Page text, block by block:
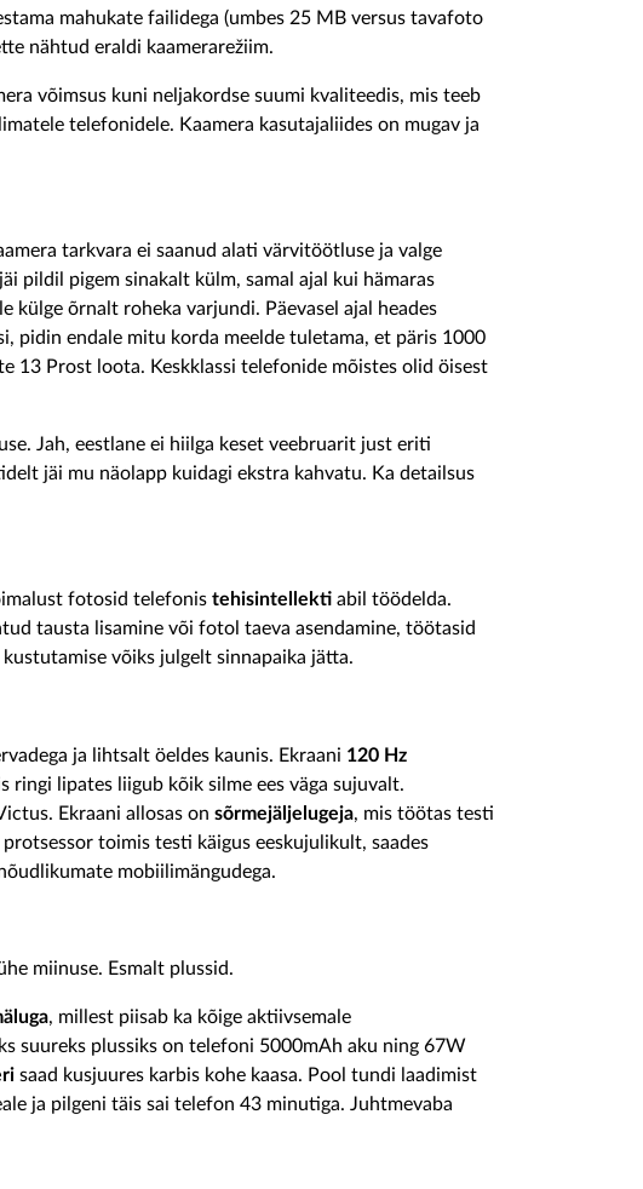
mahukate failidega (umbes 25 MB versus tavafoto
nähtud eraldi kaamerarežiim.
võimsus kuni neljakordse suumi kvaliteedis, mis teeb
telefonidele. Kaamera kasutajaliides on mugav ja
tarkvara ei saanud alati värvitöötluse ja valge
pildil pigem sinakalt külm, samal ajal kui hämaras
külge õrnalt roheka varjundi. Päevasel ajal heades
pidin endale mitu korda meelde tuletama, et päris 1000
13 Prost loota. Keskklassi telefonide mõistes olid öisest
Jah, eestlane ei hiilga keset veebruarit just eriti
jäi mu näolapp kuidagi ekstra kahvatu. Ka detailsus
fotosid telefonis tehisintellekti abil töödelda.
tausta lisamine või fotol taeva asendamine, töötasid
võiks julgelt sinnapaika jätta.
ja lihtsalt öeldes kaunis. Ekraani 120 Hz
ringi lipates liigub kõik silme ees väga sujuvalt.
Ekraani allosas on sõrmejäljelugeja, mis töötas testi
toimis testi käigus eeskujulikult, saades
mobiilimängudega.
miinuse. Esmalt plussid.
, millest piisab ka kõige aktiivsemale
suureks plussiks on telefoni 5000mAh aku ning 67W
saad kusjuures karbis kohe kaasa. Pool tundi laadimist
ja pilgeni täis sai telefon 43 minutiga. Juhtmevaba